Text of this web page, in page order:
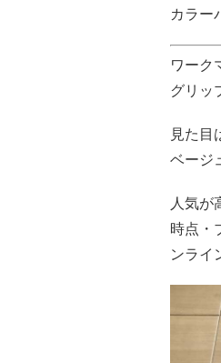
カラー
ワーク
グリッ
見た目
ベージ
人気が
時点・
ンライ